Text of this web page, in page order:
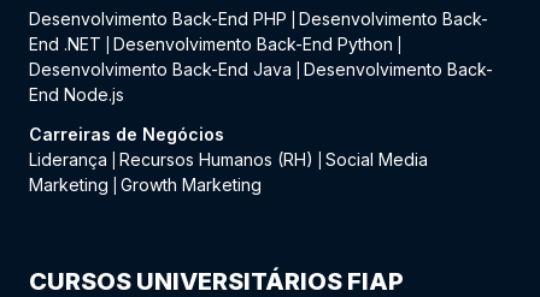
Desenvolvimento Back-End PHP
Desenvolvimento Back-
End .NET
Desenvolvimento Back-End Python
Desenvolvimento Back-End Java
Desenvolvimento Back-
End Node.js
Carreiras de Negócios
Liderança
Recursos Humanos (RH)
Social Media
Marketing
Growth Marketing
CURSOS UNIVERSITÁRIOS FIAP